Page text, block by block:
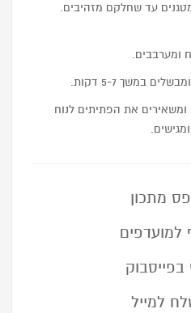
עד שחלקם מזהיבים.
ומערבבים.
במשך 5-7 דקות.
את הפתיתים לנוח
מתכון
למועדפים
למייל